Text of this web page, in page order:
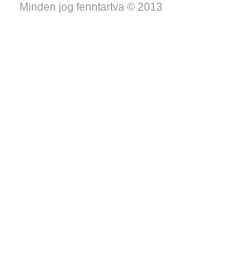
Minden jog fenntartva © 2013